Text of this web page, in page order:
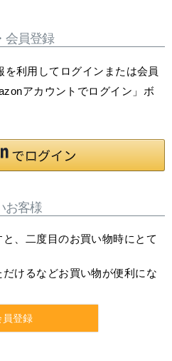
会員登録
利用してログインまたは会員
アカウントでログイン」ボ
お客様
、二度目のお買い物時にとて
けるなどお買い物が便利にな
員登録